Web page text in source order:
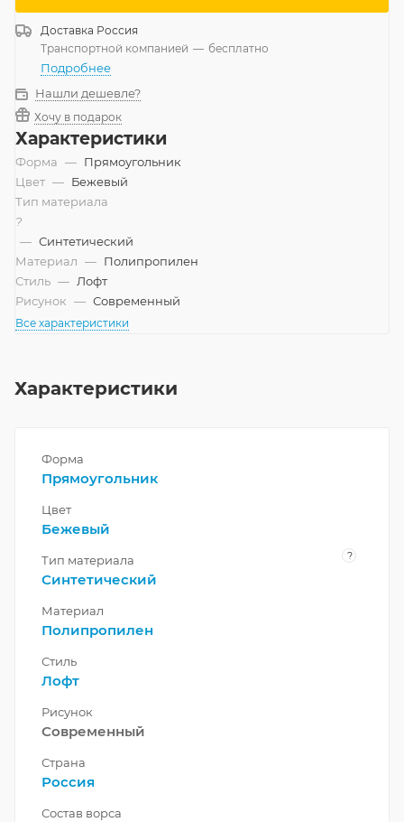
Доставка Россия
Транспортной компанией — бесплатно
Подробнее
Нашли дешевле?
Хочу в подарок
Характеристики
Форма — Прямоугольник
Цвет — Бежевый
Тип материала
?
— Синтетический
Материал — Полипропилен
Стиль — Лофт
Рисунок — Современный
Все характеристики
Характеристики
Форма
Прямоугольник
Цвет
Бежевый
Тип материала ?
Синтетический
Материал
Полипропилен
Стиль
Лофт
Рисунок
Современный
Страна
Россия
Состав ворса